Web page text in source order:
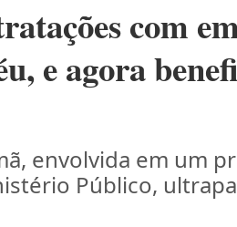
com
e agora
envolvida em um
Público,